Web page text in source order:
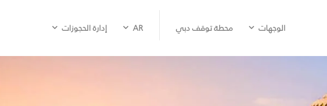
الوجهات محطة توقف دبي AR إدارة الحجوزات